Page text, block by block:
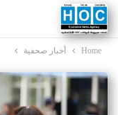
Home أخبار صحفية